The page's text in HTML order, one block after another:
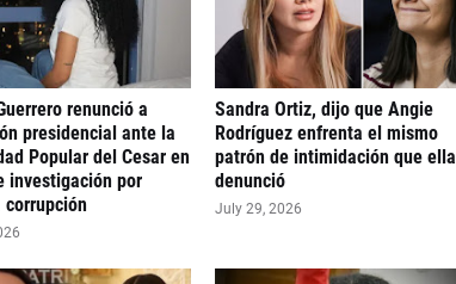
renunció a
presidencial ante la
Popular del Cesar en
investigación por
Sandra Ortiz, dijo que Angie
Rodríguez enfrenta el mismo
patrón de intimidación que ella
denunció
July 29, 2026